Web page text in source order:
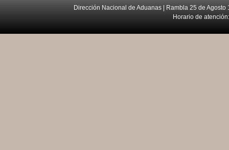
Dirección Nacional de Aduanas | Rambla 25 de
Horario de